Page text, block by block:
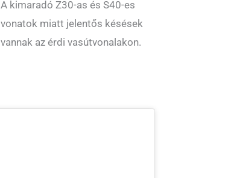
A kimaradó Z30-as és S40-es
vonatok miatt jelentős késések
vannak az érdi vasútvonalakon.